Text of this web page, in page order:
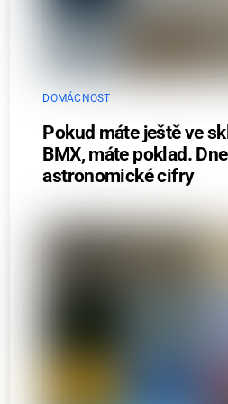
DOMÁCNOST
Pokud máte ještě ve
BMX, máte poklad.
astronomické cifry